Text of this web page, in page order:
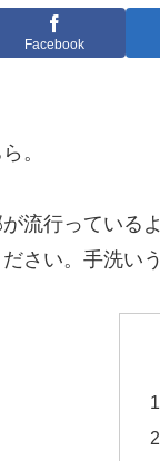
Facebook
。
流行っている
さい。手洗い